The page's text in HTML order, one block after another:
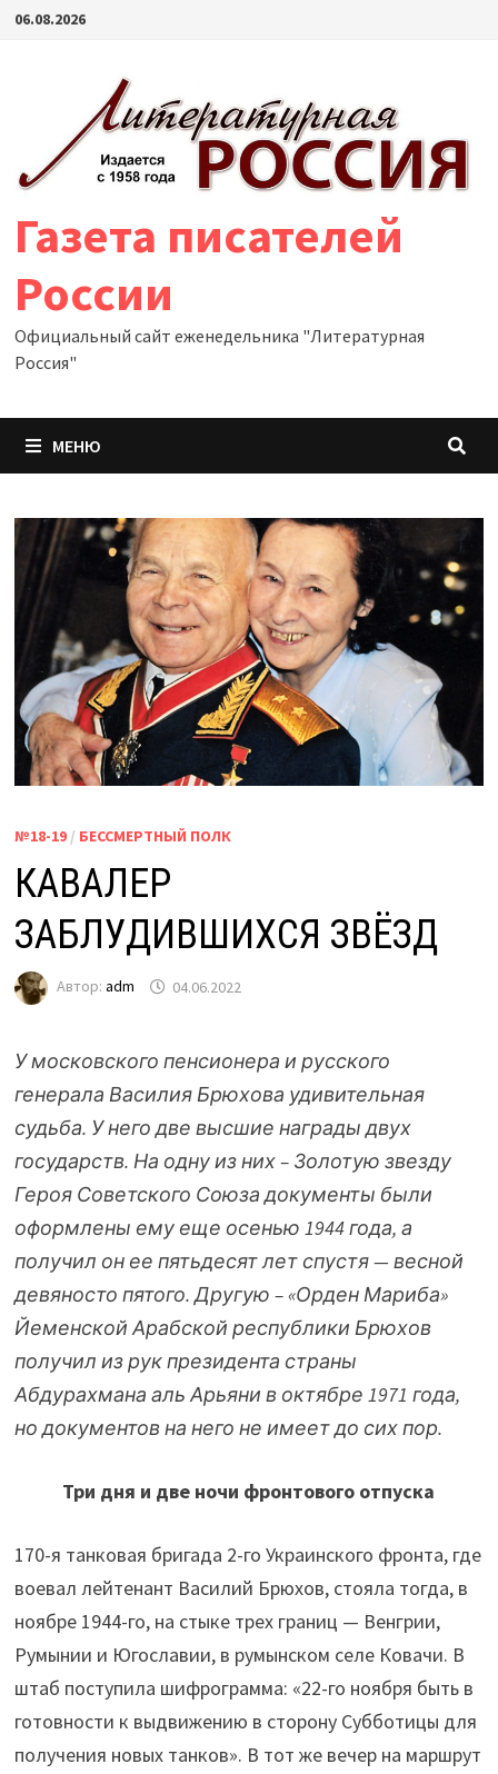
Перейти
06.08.2026
Газета писателей
России
Официальный сайт еженедельника "Литературная
Россия"
МЕНЮ
№18-19/ БЕССМЕРТНЫЙ ПОЛК
КАВАЛЕР
ЗАБЛУДИВШИХСЯ ЗВЁЗД
Автор: adm 04.06.2022
У московского пенсионера и русского
генерала Василия Брюхова удивительная
судьба. У него две высшие награды двух
государств. На одну из них – Золотую звезду
Героя Советского Союза документы были
оформлены ему еще осенью 1944 года, а
получил он ее пятьдесят лет спустя — весной
девяносто пятого. Другую – «Орден Мариба»
Йеменской Арабской республики Брюхов
получил из рук президента страны
Абдурахмана аль Арьяни в октябре 1971 года,
но документов на него не имеет до сих пор.
Три дня и две ночи фронтового отпуска
170-я танковая бригада 2-го Украинского фронта, где
воевал лейтенант Василий Брюхов, стояла тогда, в
ноябре 1944-го, на стыке трех границ — Венгрии,
Румынии и Югославии, в румынском селе Ковачи. В
штаб поступила шифрограмма: «22-го ноября быть в
готовности к выдвижению в сторону Субботицы для
получения новых танков». В тот же вечер на маршрут